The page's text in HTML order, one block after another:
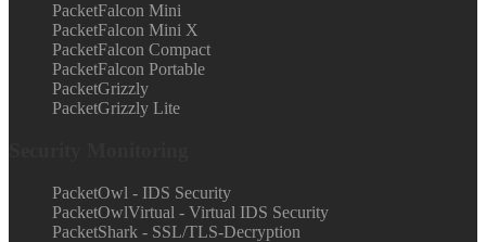
PacketFalcon Mini
PacketFalcon Mini X
PacketFalcon Compact
PacketFalcon Portable
PacketGrizzly
PacketGrizzly Lite
PacketOwl - IDS Security
PacketOwlVirtual - Virtual IDS Security
PacketShark - SSL/TLS-Decryption